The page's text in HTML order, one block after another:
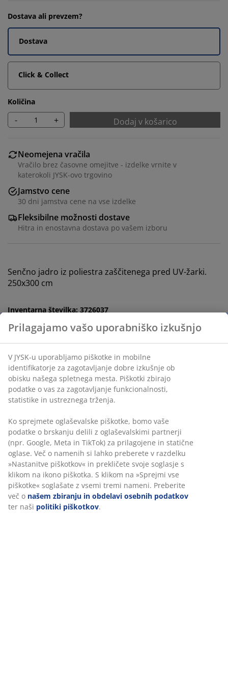
Dostava ali prevzem?
Dostava
Click & Collect
Količina
- + Dodaj v košarico
Neomejena vračila
Vračilo brez časovne omejitve - izdelke vrnite v
katerokoli JYSK-ovo trgovino
Jamstvo cene
30 dni jamstva cene na vse izdelke
Fleksibilne možnosti dostave
Hitra in enostavna dostava po vašem izboru
Senčno jadro iz poliestra zaščitenega pred UV-žarki.
250x300 cm
Inventarna številka: 3726037
Navodila za sestavljanje
Podatki o izdelku
Ocene
(114)
Dostava
Prilagajamo vašo uporabniško izkušnjo
V JYSK-u uporabljamo piškotke in mobilne identifikatorje za
mesta. Piškotki zbirajo podatke o vas za zagotavljanje
funkcionalnosti, statistike in ustreznega trženja.
Ko sprejmete oglaševalske piškotke, bomo vaše podatke o
brskanju delili z oglaševalskimi partnerji (npr. Google,
Meta in TikTok) za prilagojene in statične oglase. Več o
namenih si lahko preberete v razdelku »Nastanitve
piškotkov« in prekličete svoje soglasje s klikom na ikono
piškotka. S klikom na »Sprejmi vse piškotke« soglašate z